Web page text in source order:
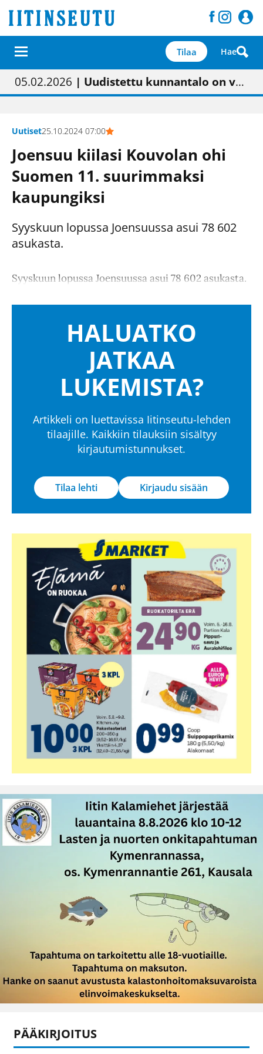
Tilaa Hae
01.02.2026 | Painon vaihtumisen pitäisi näkyä hieman parempana painojäljen laatuna lehdessä
05.02.2026 | Uudistettu kunnantalo on valoisa
23.04.2026 | “Olemme käynnistämässä uudelleen keskustavisiotyön”
09.05.2026| "Maalla on totuttu elämään omavaraisemmin kuin kaupungissa"
Uutiset25.10.2024 07:00
Joensuu kiilasi Kouvolan ohi
Suomen 11. suurimmaksi
kaupungiksi
Syyskuun lopussa Joensuussa asui 78 602
asukasta.
Syyskuun lopussa Joensuussa asui 78 602 asukasta.
HALUATKO
JATKAA
LUKEMISTA?
Artikkeli on luettavissa Iitinseutu-lehden
tilaajille. Kaikkiin tilauksiin sisältyy
kirjautumistunnukset.
Tilaa lehti Kirjaudu sisään
PÄÄKIRJOITUS